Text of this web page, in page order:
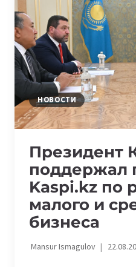
НОВОСТИ
Президент
поддержал
Kaspi.kz по
малого и
бизнеса
Mansur Ismagulov